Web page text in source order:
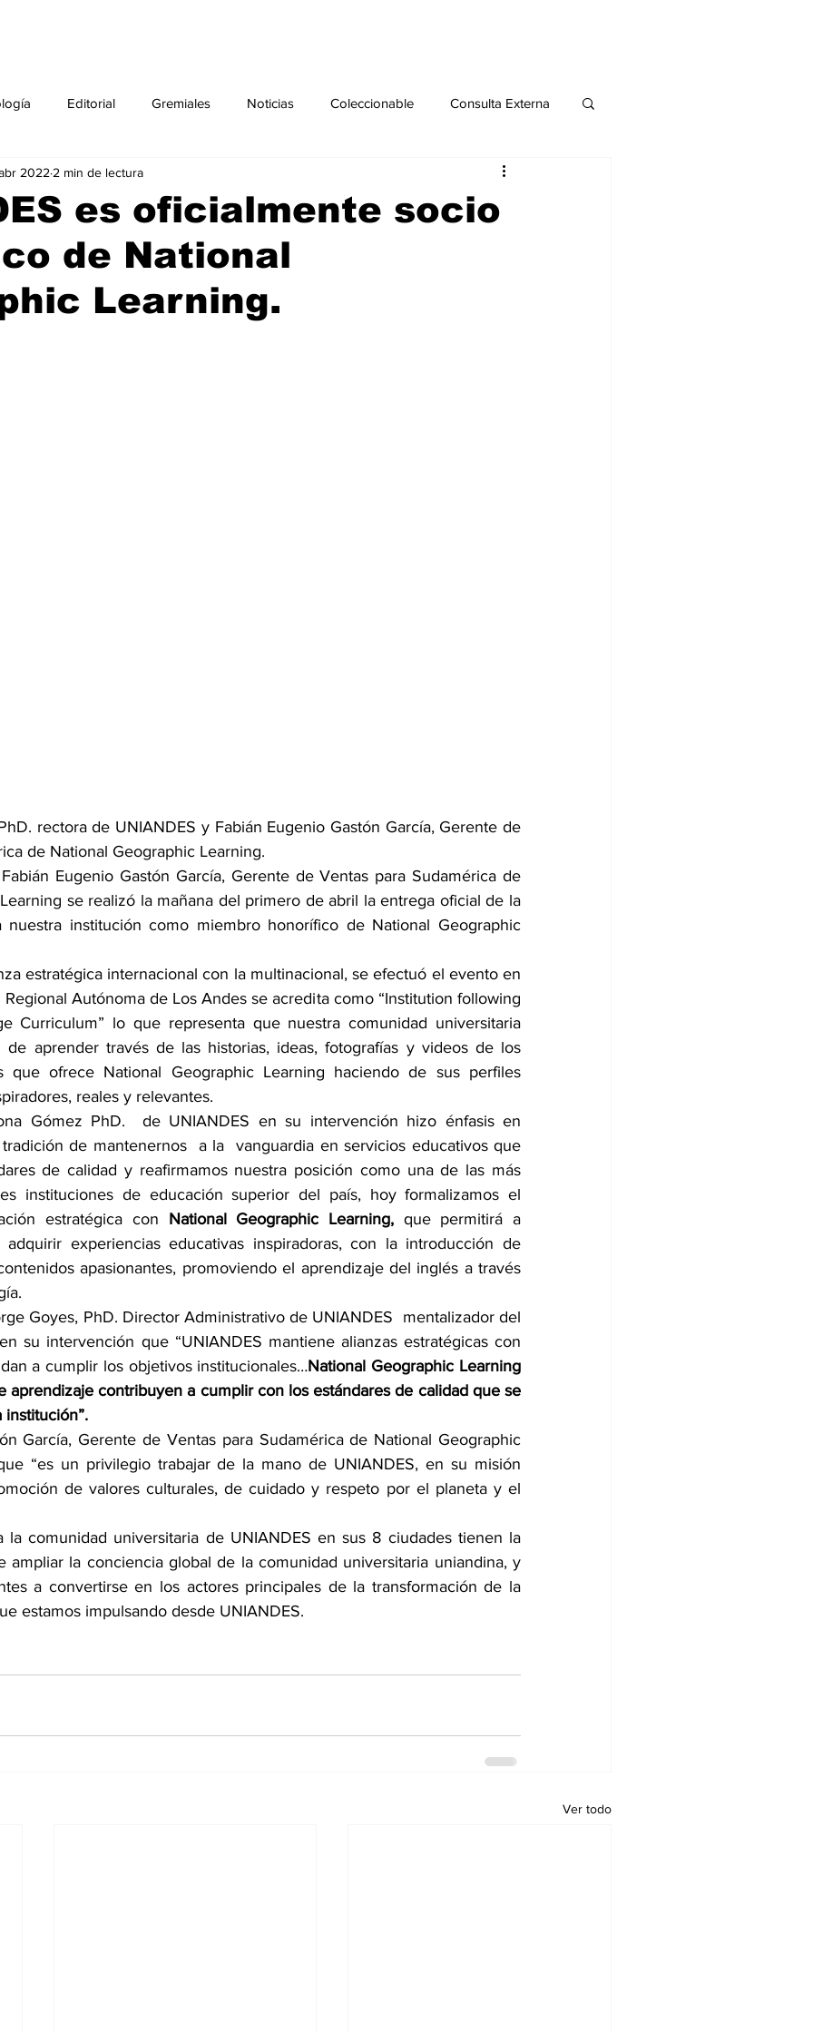
Editorial Gremiales Noticias Coleccionable Consulta Externa
Agenda Sección especial Publicaciones
Ciencia y Tecnología especial
especial Noticias especial
es oficialmente socio
de National
Learning.
2022 2 min de lectura
rectora de UNIANDES y Fabián Eugenio Gastón García, Gerente de
de National Geographic Learning.
Eugenio Gastón García, Gerente de Ventas para Sudamérica de
se realizó la mañana del primero de abril la entrega oficial de la
nuestra institución como miembro honorífico de National Geographic
estratégica internacional con la multinacional, se efectuó el evento en
Autónoma de Los Andes se acredita como “Institution following
Curriculum” lo que representa que nuestra comunidad universitaria
de aprender través de las historias, ideas, fotografías y videos de los
que ofrece National Geographic Learning haciendo de sus perfiles
reales y relevantes.
Gómez PhD.  de UNIANDES en su intervención hizo énfasis en
de mantenernos  a la  vanguardia en servicios educativos que
de calidad y reafirmamos nuestra posición como una de las más
instituciones de educación superior del país, hoy formalizamos el
estratégica con National Geographic Learning, que permitirá a
adquirir experiencias educativas inspiradoras, con la introducción de
apasionantes, promoviendo el aprendizaje del inglés a través
Goyes, PhD. Director Administrativo de UNIANDES  mentalizador del
su intervención que “UNIANDES mantiene alianzas estratégicas con
a cumplir los objetivos institucionales…National Geographic Learning
aprendizaje contribuyen a cumplir con los estándares de calidad que se
García, Gerente de Ventas para Sudamérica de National Geographic
“es un privilegio trabajar de la mano de UNIANDES, en su misión
de valores culturales, de cuidado y respeto por el planeta y el
la comunidad universitaria de UNIANDES en sus 8 ciudades tienen la
ampliar la conciencia global de la comunidad universitaria uniandina, y
a convertirse en los actores principales de la transformación de la
estamos impulsando desde UNIANDES.
Ver todo